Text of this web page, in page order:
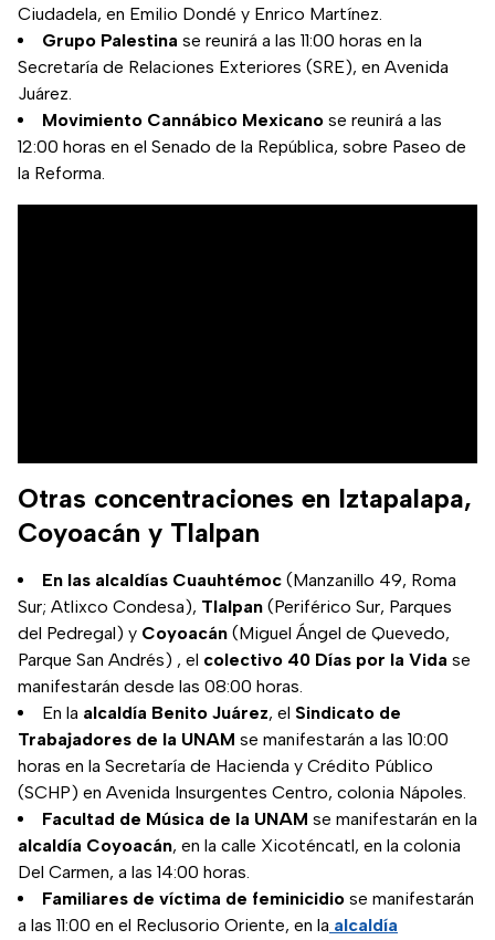
Ciudadela, en Emilio Dondé y Enrico Martínez.
Grupo Palestina se reunirá a las 11:00 horas en la
Secretaría de Relaciones Exteriores (SRE), en Avenida
Juárez.
Movimiento Cannábico Mexicano se reunirá a las
12:00 horas en el Senado de la República, sobre Paseo de
la Reforma.
Otras concentraciones en Iztapalapa,
Coyoacán y Tlalpan
En las alcaldías Cuauhtémoc (Manzanillo 49, Roma
Sur; Atlixco Condesa), Tlalpan (Periférico Sur, Parques
del Pedregal) y Coyoacán (Miguel Ángel de Quevedo,
Parque San Andrés) , el colectivo 40 Días por la Vida se
manifestarán desde las 08:00 horas.
En la alcaldía Benito Juárez, el Sindicato de
Trabajadores de la UNAM se manifestarán a las 10:00
horas en la Secretaría de Hacienda y Crédito Público
(SCHP) en Avenida Insurgentes Centro, colonia Nápoles.
Facultad de Música de la UNAM se manifestarán en la
alcaldía Coyoacán, en la calle Xicoténcatl, en la colonia
Del Carmen, a las 14:00 horas.
Familiares de víctima de feminicidio se manifestarán
a las 11:00 en el Reclusorio Oriente, en la alcaldía